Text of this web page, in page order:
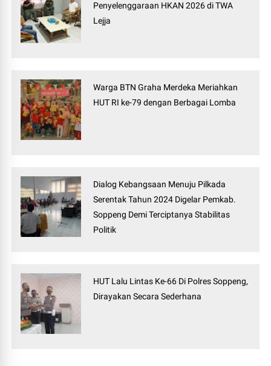
Penyelenggaraan HKAN 2026 di TWA
Lejja
Warga BTN Graha Merdeka Meriahkan
HUT RI ke-79 dengan Berbagai Lomba
Dialog Kebangsaan Menuju Pilkada
Serentak Tahun 2024 Digelar Pemkab.
Soppeng Demi Terciptanya Stabilitas
Politik
HUT Lalu Lintas Ke-66 Di Polres Soppeng,
Dirayakan Secara Sederhana